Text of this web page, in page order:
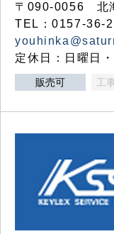
〒090-0056 北
TEL：0157-36-
定休日：日曜日
販売可 工